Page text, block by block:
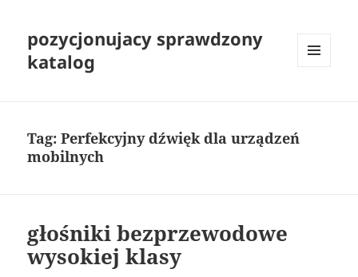
pozycjonujacy sprawdzony
katalog
Tag:Perfekcyjny dźwięk dla urządzeń
mobilnych
głośniki bezprzewodowe
wysokiej klasy